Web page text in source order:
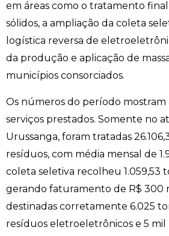
em áreas como o tratamento
sólidos, a ampliação da coleta
logística reversa de
da produção e aplicação de
municípios consorciados.
Os números do período mostram
serviços prestados. Somente no
Urussanga, foram tratadas
resíduos, com média mensal de
coleta seletiva recolheu 1.059,53
gerando faturamento de R$ 300
destinadas corretamente 6.025
resíduos eletroeletrônicos e 5 mil